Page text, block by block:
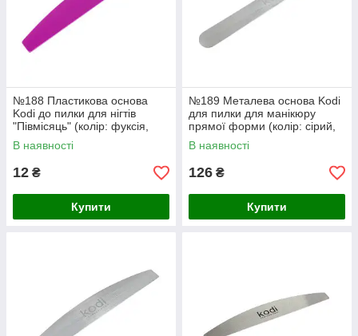
№188 Пластикова основа
Kodi до пилки для нігтів
"Півмісяць" (колір: фуксія,
розмір: 178/28 мм)
В наявності
12 ₴
Купити
№189 Металева основа Kodi
для пилки для манікюру
прямої форми (колір: сірий,
розмір: 178/19 мм)
В наявності
126 ₴
Купити